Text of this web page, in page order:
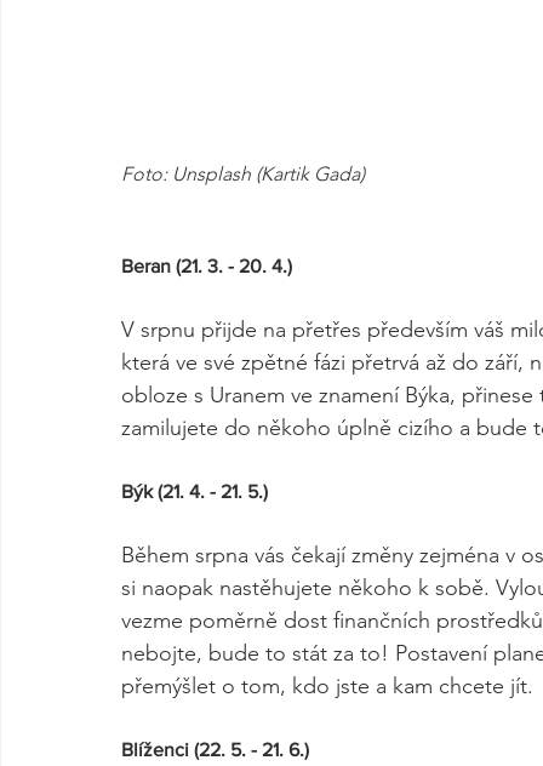
Foto: Unsplash (Kartik Gada)
Beran (21. 3. - 20. 4.)
V srpnu přijde na přetřes především váš
která ve své zpětné fázi přetrvá až do září,
obloze s Uranem ve znamení Býka,
zamilujete do někoho úplně cizího a bude
Býk (21. 4. - 21. 5.)
Během srpna vás čekají změny zejména
si naopak nastěhujete někoho k sobě.
vezme poměrně dost finančních
nebojte, bude to stát za to! Postavení
přemýšlet o tom, kdo jste a kam chcete jít.
Blíženci (22. 5. - 21. 6.)